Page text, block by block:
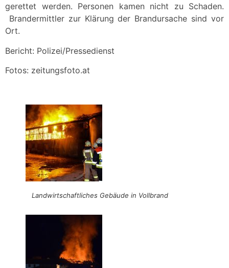
gerettet werden. Personen kamen nicht zu Schaden.
Brandermittler zur Klärung der Brandursache sind vor
Ort.
Bericht: Polizei/Pressedienst
Fotos: zeitungsfoto.at
Landwirtschaftliches Gebäude in Vollbrand